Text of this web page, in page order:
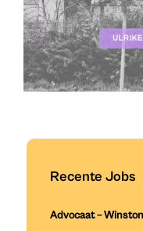
Recente Jobs
Advocaat – Winston